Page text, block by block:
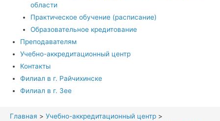
области
Практическое обучение (расписание)
Образовательное кредитование
Преподавателям
Учебно-аккредитационный центр
Контакты
Филиал в г. Райчихинске
Филиал в г. Зее
Главная
Учебно-аккредитационный центр